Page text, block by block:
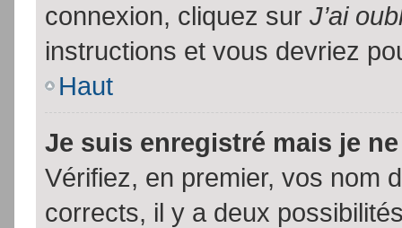
connexion, cliquez sur J’ai
instructions et vous devriez
Haut
Je suis enregistré mais je
Vérifiez, en premier, vos nom
corrects, il y a deux